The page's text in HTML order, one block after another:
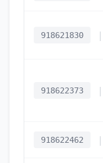
918621830 |
918622373 |
918622462 |